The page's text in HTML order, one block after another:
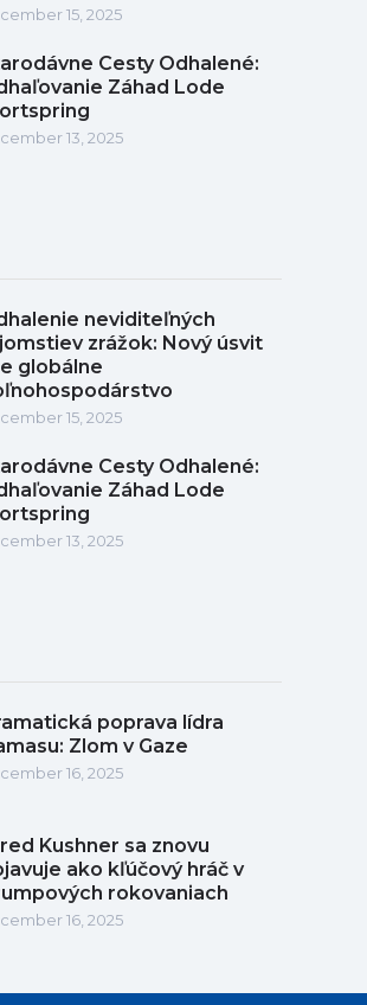
15, 2025
Cesty Odhalené:
Záhad Lode
13, 2025
neviditeľných
zrážok: Nový úsvit
globálne
15, 2025
Cesty Odhalené:
Záhad Lode
13, 2025
poprava lídra
Zlom v Gaze
16, 2025
Kushner sa znovu
ako kľúčový hráč v
rokovaniach
16, 2025